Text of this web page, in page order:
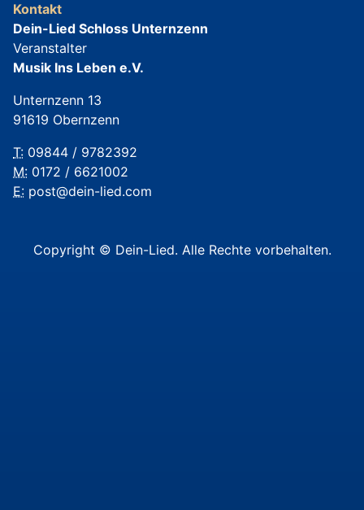
Kontakt
Dein-Lied Schloss Unternzenn
Veranstalter
Musik Ins Leben e.V.
Unternzenn 13
91619 Obernzenn
T: 09844 / 9782392
M: 0172 / 6621002
E: post@dein-lied.com
Copyright © Dein-Lied. Alle Rechte vorbehalten.